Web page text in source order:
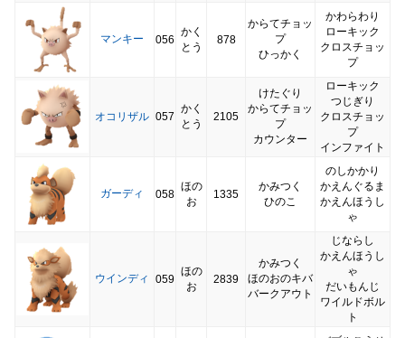
マンキー 056
かく
とう
878
からてチョッ
プ
ひっかく
かわらわり
ローキック
クロスチョッ
プ
オコリザル 057
かく
とう
2105
けたぐり
からてチョッ
プ
カウンター
ローキック
つじぎり
クロスチョッ
プ
インファイト
ガーディ 058
ほの
お
1335
かみつく
ひのこ
のしかかり
かえんぐるま
かえんほうし
ゃ
ウインディ 059
ほの
お
2839
かみつく
ほのおのキバ
バークアウト
じならし
かえんほうし
ゃ
だいもんじ
ワイルドボル
ト